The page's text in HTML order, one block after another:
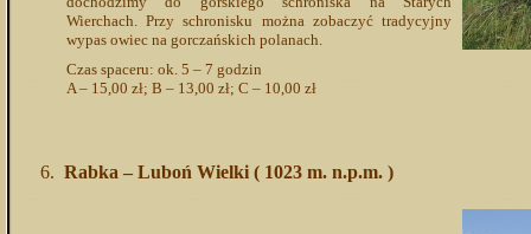
Wierchach. Przy schronisku można zobaczyć tradycyjny
wypas owiec na gorczańskich polanach.
Czas spaceru: ok. 5 – 7 godzin
A – 15,00 zł; B – 13,00 zł; C – 10,00 zł
Rabka – Luboń Wielki ( 1023 m. n.p.m. )